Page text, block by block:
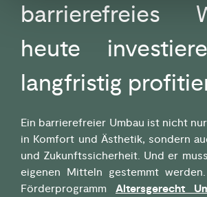
barrierefreies
heute
langfristig
Ein barrierefreier Umbau ist nicht
in Komfort und Ästhetik, sondern
und Zukunftssicherheit. Und er
eigenen Mitteln gestemmt
Förderprogramm Altersgerecht